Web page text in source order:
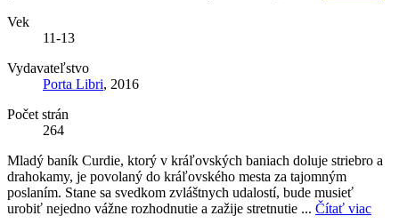
Vek
11-13
Vydavateľstvo
Porta Libri, 2016
Počet strán
264
Mladý baník Curdie, ktorý v kráľovských baniach doluje striebro a
drahokamy, je povolaný do kráľovského mesta za tajomným
poslaním. Stane sa svedkom zvláštnych udalostí, bude musieť
urobiť nejedno vážne rozhodnutie a zažije stretnutie ... Čítať viac